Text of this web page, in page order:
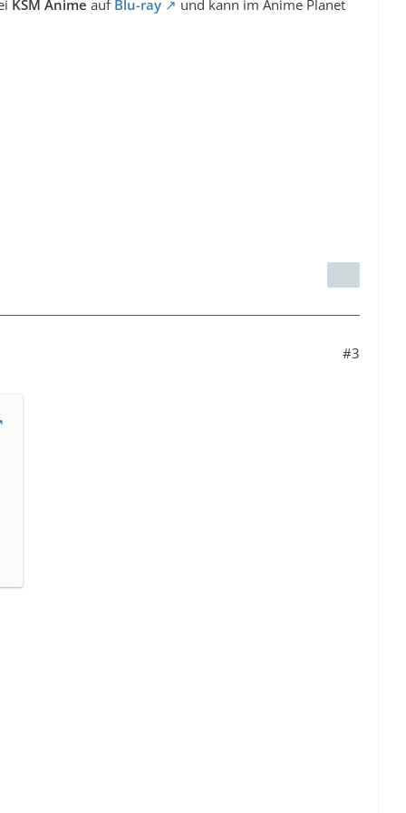
KSM Anime auf Blu-ray und kann im Anime Planet
#3